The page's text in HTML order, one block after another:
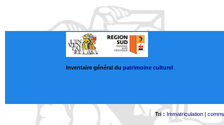
Inventaire général du patrimoine culturel
Tri : Immatriculation|